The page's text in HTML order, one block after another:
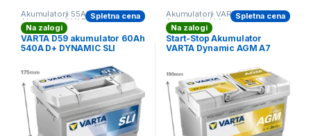
Akumulatorji 55Ah-66Ah,
Akumulatorji VARTA,
Avtomobilski Akumulatorji
Na zalogi
VARTA D59 akumulator 60Ah
540A D+ DYNAMIC SLI
Spletna cena Akumulatorji VARTA,
Avtomobilski Akumulatorji,
BESTSELERJI
Akumulatorji 70Ah-85Ah
Na zalogi
Start-Stop Akumulator
VARTA Dynamic AGM A7
Spletna cena